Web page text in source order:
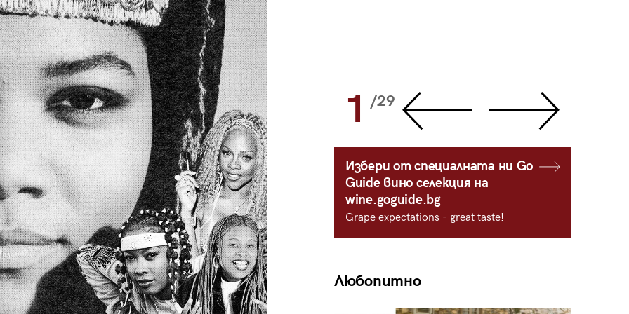
29/29 1 /29
Избери от специалната ни Go
Guide вино селекция на
wine.goguide.bg
Grape expectations - great taste!
Любопитно